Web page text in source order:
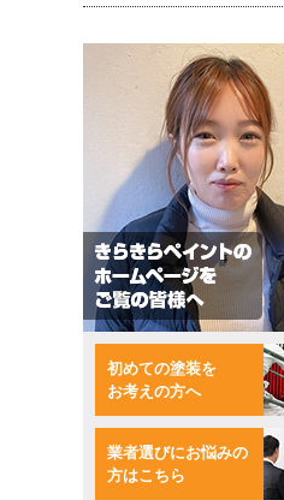
初めての塗装を
お考えの方へ
業者選びにお悩みの
方はこちら